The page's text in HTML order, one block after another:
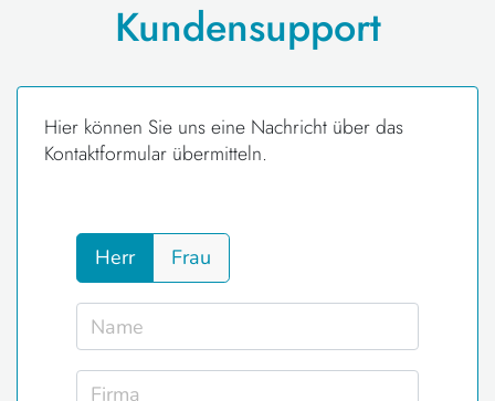
Kundensupport
Hier können Sie uns eine Nachricht über das
Kontaktformular übermitteln.
Herr Frau